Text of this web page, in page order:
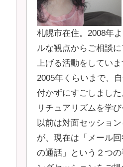
札幌市在住。2008年
ルな観点からご相談
上げる活動をしていま
2005年くらいまで、
付かずにすごしまし
リチュアリズムを学び
以前は対面セッショ
が、現在は「メール
の通話」という２つ